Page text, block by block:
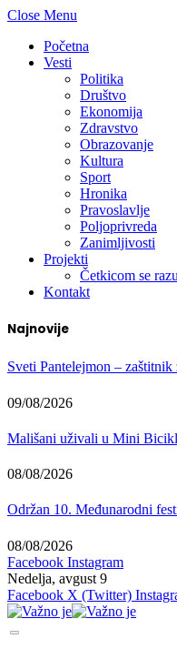
Close Menu
Početna
Vesti
Politika
Društvo
Ekonomija
Zdravstvo
Obrazovanje
Kultura
Sport
Hronika
Pravoslavlje
Poljoprivreda
Zanimljivosti
Projekti
Četkicom se
Kontakt
Najnovije
Sveti Pantelejmon –
09/08/2026
Mališani uživali u Mini
08/08/2026
Održan 10. Međunarodni
08/08/2026
Facebook Instagram
Nedelja, avgust 9
Facebook X (Twitter)